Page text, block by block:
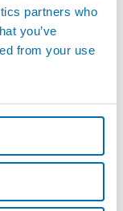
partners who
you’ve
from your use